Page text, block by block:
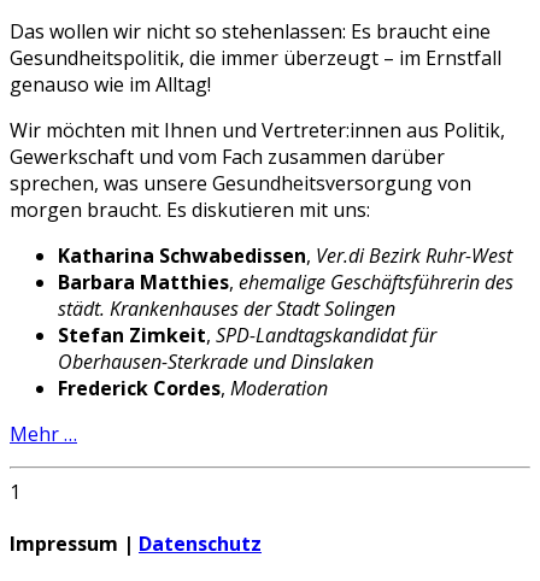
Das wollen wir nicht so stehenlassen: Es braucht eine
Gesundheitspolitik, die immer überzeugt – im Ernstfall
genauso wie im Alltag!
Wir möchten mit Ihnen und Vertreter:innen aus Politik,
Gewerkschaft und vom Fach zusammen darüber
sprechen, was unsere Gesundheitsversorgung von
morgen braucht. Es diskutieren mit uns:
Katharina Schwabedissen, Ver.di Bezirk Ruhr-West
Barbara Matthies, ehemalige Geschäftsführerin des
städt. Krankenhauses der Stadt Solingen
Stefan Zimkeit, SPD-Landtagskandidat für
Oberhausen-Sterkrade und Dinslaken
Frederick Cordes, Moderation
Mehr …
1
Impressum | Datenschutz